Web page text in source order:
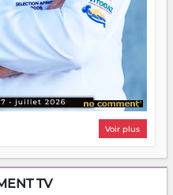
Voir plus
TV